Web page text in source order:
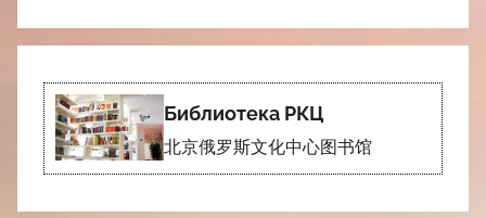
Библиотека РКЦ
北京俄罗斯文化中心图书馆